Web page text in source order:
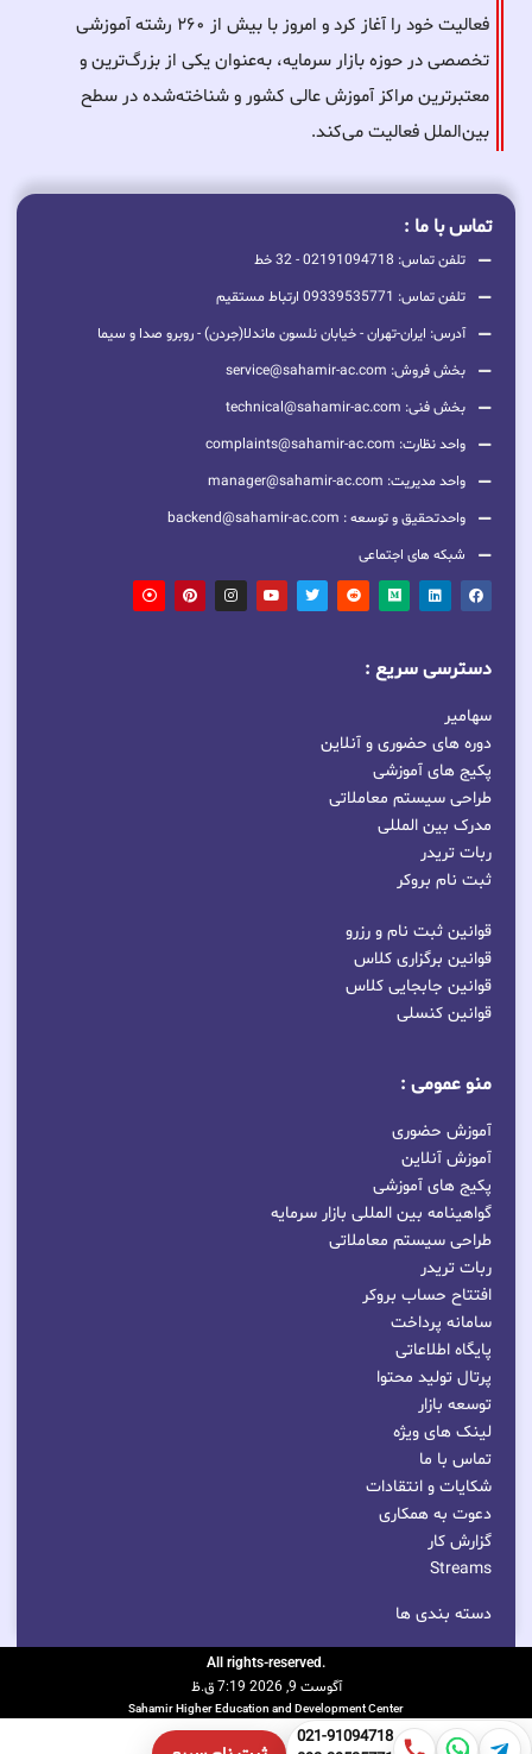
فعالیت خود را آغاز کرد و امروز با بیش از ۲۶۰ رشته آموزشی
تخصصی در حوزه بازار سرمایه، به‌عنوان یکی از بزرگ‌ترین و
معتبرترین مراکز آموزش عالی کشور و شناخته‌شده در سطح
بین‌الملل فعالیت می‌کند.
تماس با ما :
تلفن تماس: 02191094718 - 32 خط
تلفن تماس: 09339535771 ارتباط مستقیم
آدرس: ایران-تهران - خیابان نلسون ماندلا(جردن) - روبرو صدا و سیما
بخش فروش: service@sahamir-ac.com
بخش فنی: technical@sahamir-ac.com
واحد نظارت: complaints@sahamir-ac.com
واحد مدیریت: manager@sahamir-ac.com
واحدتحقیق و توسعه : backend@sahamir-ac.com
شبکه های اجتماعی
دسترسی سریع :
سهامیر
دوره های حضوری و آنلاین
پکیج های آموزشی
طراحی سیستم معاملاتی
مدرک بین المللی
ربات تریدر
ثبت نام بروکر
قوانین ثبت نام و رزرو
قوانین برگزاری کلاس
قوانین جابجایی کلاس
قوانین کنسلی
منو عمومی :
آموزش حضوری
آموزش آنلاین
پکیج های آموزشی
گواهینامه بین المللی بازار سرمایه
طراحی سیستم معاملاتی
ربات تریدر
افتتاح حساب بروکر
سامانه پرداخت
پایگاه اطلاعاتی
پرتال تولید محتوا
توسعه بازار
لینک های ویژه
تماس با ما
شکایات و انتقادات
دعوت به همکاری
گزارش کار
Streams
دسته بندی ها
.All rights-reserved
آگوست 9, 2026 7:19 ق.ظ
Sahamir Higher Education and Development Center
021-91094718